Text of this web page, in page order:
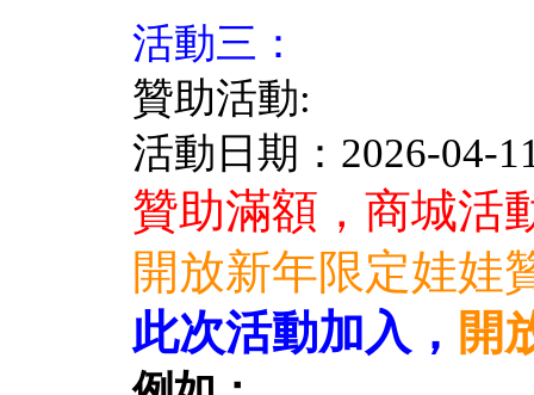
活動三：
贊助活動:
活動日期：2026-04-
贊助滿額，商城活
開放新年限定娃娃
此次活動加入， 開